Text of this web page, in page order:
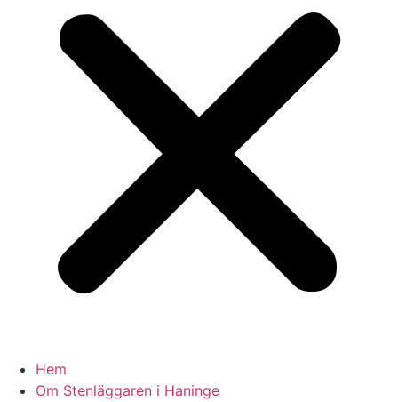
Hem
Om Stenläggaren i Haninge